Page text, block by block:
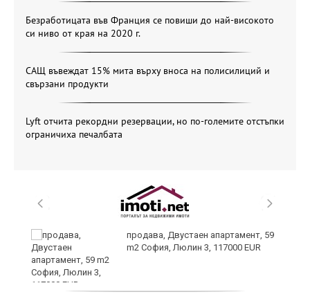
Безработицата във Франция се повиши до най-високото
си ниво от края на 2020 г.
САЩ въвеждат 15% мита върху вноса на полисилиций и
свързани продукти
Lyft отчита рекордни резервации, но по-големите отстъпки
ограничиха печалбата
продава, Двустаен апартамент, 59
m2 София, Люлин 3, 117000 EUR